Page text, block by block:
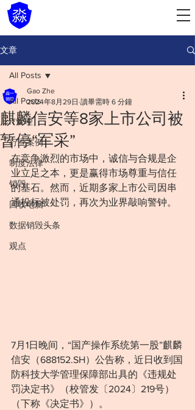
文章
All Posts
IT管理
行业案例
制度法律
销毁
回收电脑
数据销毁头条
观点
All Posts
麒麟信安等8家上市公司被
暂停“军采”
Gao Zhe
2024年8月29日 讀畢需時 6 分鐘
在竞争激烈的市场中，诚信与合规是企
业立足之本，更是赢得市场尊重与信任
的基石。然而，近期多家上市公司因串
通投标被处罚，再次为业界敲响警钟。
7月1日晚间，“国产操作系统第一股”麒麟
信安（688152.SH）公告称，近日收到国
防科技大学管理保障部出具的《违规处
罚决定书》（校管发〔2024〕219号）
（下称《决定书》）。